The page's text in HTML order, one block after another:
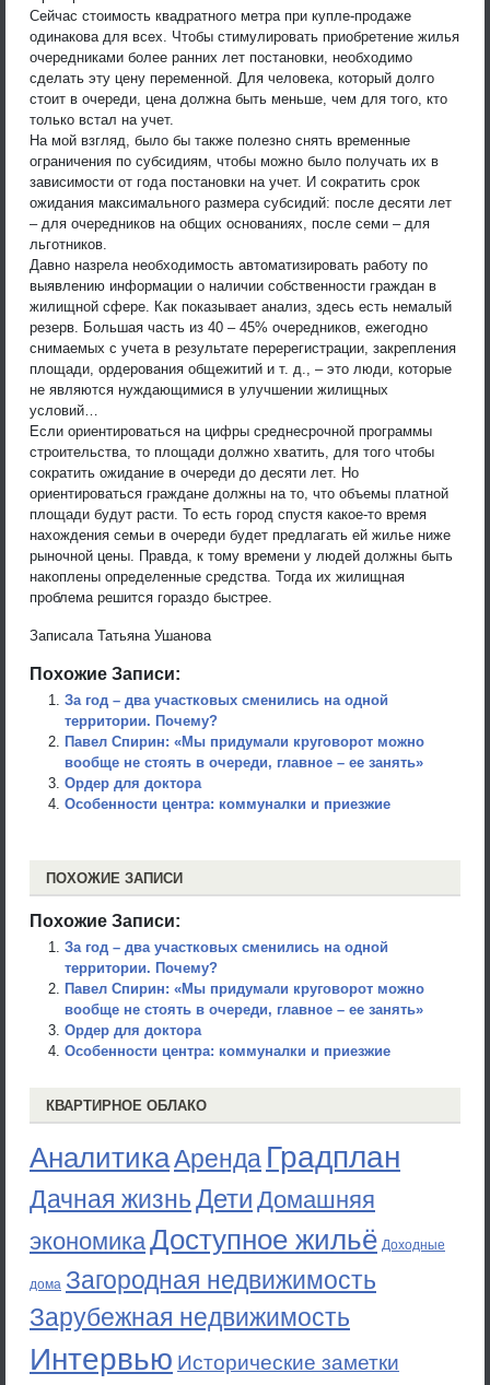
Сейчас стоимость квадратного метра при купле-продаже
одинакова для всех. Чтобы стимулировать приобретение жилья
очередниками более ранних лет постановки, необходимо
сделать эту цену переменной. Для человека, который долго
стоит в очереди, цена должна быть меньше, чем для того, кто
только встал на учет.
На мой взгляд, было бы также полезно снять временные
ограничения по субсидиям, чтобы можно было получать их в
зависимости от года постановки на учет. И сократить срок
ожидания максимального размера субсидий: после десяти лет
– для очередников на общих основаниях, после семи – для
льготников.
Давно назрела необходимость автоматизировать работу по
выявлению информации о наличии собственности граждан в
жилищной сфере. Как показывает анализ, здесь есть немалый
резерв. Большая часть из 40 – 45% очередников, ежегодно
снимаемых с учета в результате перерегистрации, закрепления
площади, ордерования общежитий и т. д., – это люди, которые
не являются нуждающимися в улучшении жилищных
условий…
Если ориентироваться на цифры среднесрочной программы
строительства, то площади должно хватить, для того чтобы
сократить ожидание в очереди до десяти лет. Но
ориентироваться граждане должны на то, что объемы платной
площади будут расти. То есть город спустя какое-то время
нахождения семьи в очереди будет предлагать ей жилье ниже
рыночной цены. Правда, к тому времени у людей должны быть
накоплены определенные средства. Тогда их жилищная
проблема решится гораздо быстрее.
Записала Татьяна Ушанова
Похожие Записи:
За год – два участковых сменились на одной
территории. Почему?
Павел Спирин: «Мы придумали круговорот можно
вообще не стоять в очереди, главное – ее занять»
Ордер для доктора
Особенности центра: коммуналки и приезжие
ПОХОЖИЕ ЗАПИСИ
Похожие Записи:
За год – два участковых сменились на одной
территории. Почему?
Павел Спирин: «Мы придумали круговорот можно
вообще не стоять в очереди, главное – ее занять»
Ордер для доктора
Особенности центра: коммуналки и приезжие
КВАРТИРНОЕ ОБЛАКО
АналитикаАренда Градплан
Дачная жизньДети Домашняя
экономикаДоступное жильё Доходные
дома Загородная недвижимость
Зарубежная недвижимость
Интервью Исторические заметки